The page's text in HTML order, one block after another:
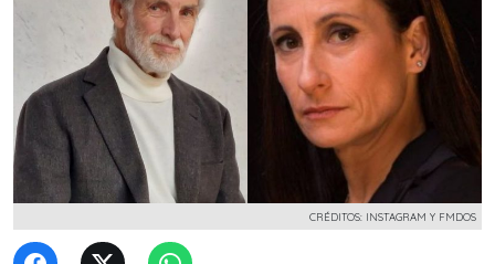
CRÉDITOS: INSTAGRAM Y FMDOS